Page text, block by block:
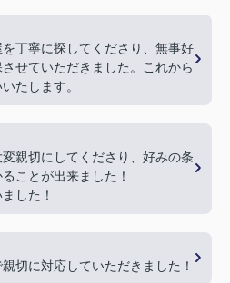
丁寧に探してくださり、無事好
せていただきました。これから
たします。
親切にしてくださり、好みの条
ことが出来ました！
した！
切に対応していただきました！